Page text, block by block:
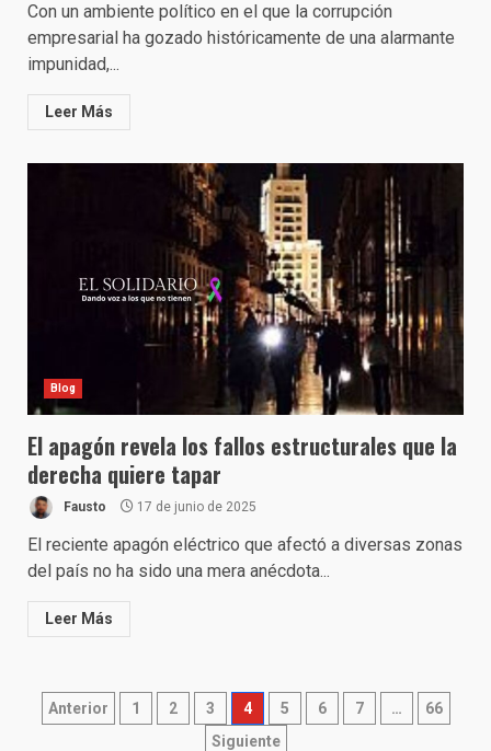
Con un ambiente político en el que la corrupción
empresarial ha gozado históricamente de una alarmante
impunidad,...
Leer Más
Blog
El apagón revela los fallos estructurales que la
derecha quiere tapar
Fausto 17 de junio de 2025
El reciente apagón eléctrico que afectó a diversas zonas
del país no ha sido una mera anécdota...
Leer Más
Paginación
Anterior 1 2 3 4 5 6 7 …
66
Siguiente